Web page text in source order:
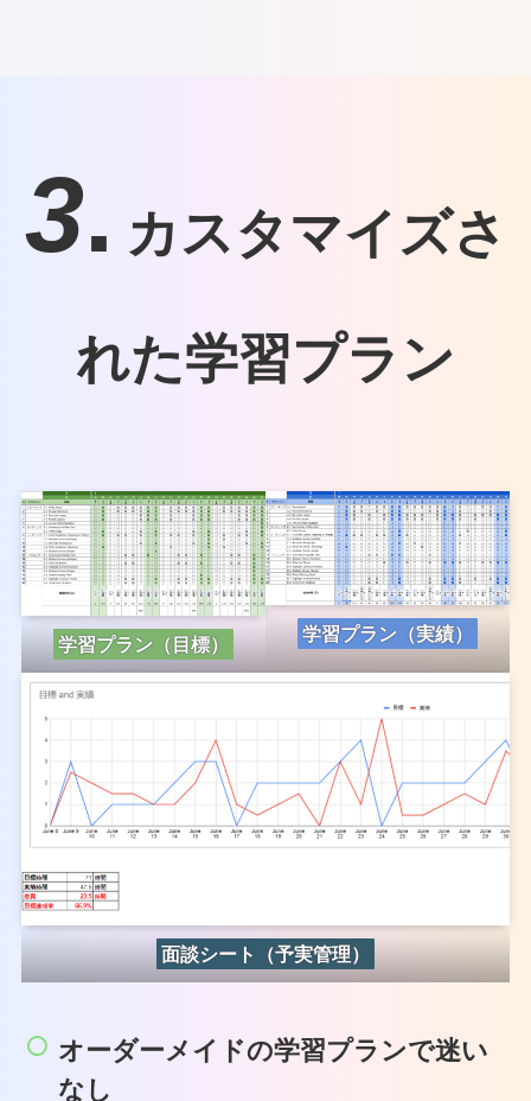
3. カスタマイズさ
れた学習プラン
学習プラン（目標） 学習プラン（実績）
面談シート（予実管理）
オーダーメイドの学習プランで迷い
なし